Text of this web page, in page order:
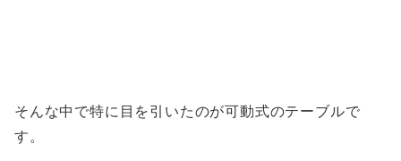
そんな中で特に目を引いたのが可動式のテーブルで
す。